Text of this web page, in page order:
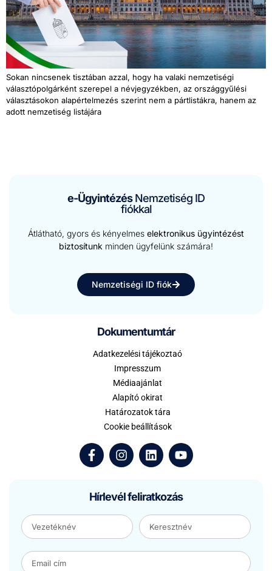
Sokan ninc­senek tisztában azzal, hogy ha vala­ki nemzetisé­gi
választópol­gárként szere­pel a név­j­e­gyzék­ben, az ország­gyűlési
választá­sokon alapértelmezés szerint nem a pártlistákra, hanem az
adott nemzetiség listájára
e-ÜgyintézésNemzetiség ID
fiókkal
Átlátható, gyors és kényelmes elektronikus ügyintézést
biztosítunk minden ügyfelünk számára!
Nemzetiségi ID fiók
Dokumentumtár
Adatkezelési tájékoztaó
Impresszum
Médiaajánlat
Alapító okirat
Határozatok tára
Cookie beállítások
Hírlevél feliratkozás